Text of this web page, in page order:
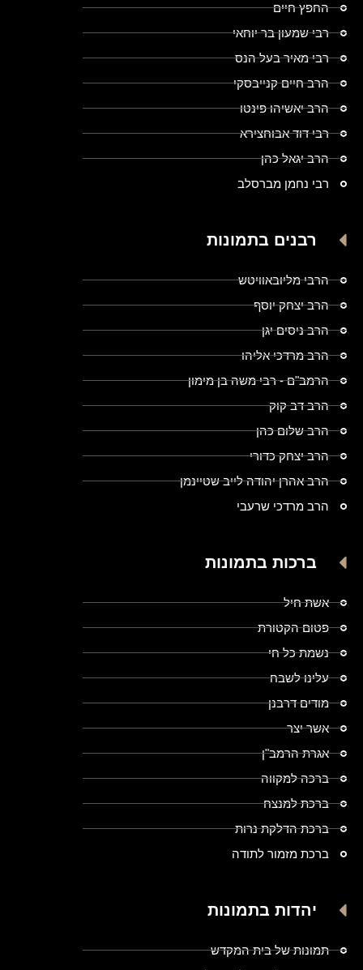
החפץ חיים
רבי שמעון בר יוחאי
רבי מאיר בעל הנס
הרב חיים קנייבסקי
הרב יאשיהו פינטו
רבי דוד אבוחצירא
הרב יגאל כהן
רבי נחמן מברסלב
רבנים בתמונות
הרבי מליובאוויטש
הרב יצחק יוסף
הרב ניסים יגן
הרב מרדכי אליהו
הרמב"ם - רבי משה בן מימון
הרב דב קוק
הרב שלום כהן
הרב יצחק כדורי
הרב אהרן יהודה לייב שטיינמן
הרב מרדכי שרעבי
ברכות בתמונות
אשת חיל
פטום הקטורת
נשמת כל חי
עלינו לשבח
מודים דרבנן
אשר יצר
אגרת הרמב"ן
ברכה למקווה
ברכת למנצח
ברכת הדלקת נרות
ברכת מזמור לתודה
יהדות בתמונות
תמונות של בית המקדש